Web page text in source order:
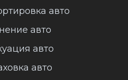
авто
авто
авто
авто